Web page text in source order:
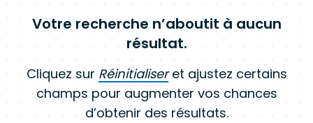
Votre recherche n’aboutit à aucun
résultat.
Cliquez sur Réinitialiseret ajustez certains
champs pour augmenter vos chances
d’obtenir des résultats.